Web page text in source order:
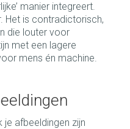
manier integreert.
Het is contradictorisch,
die louter voor
met een lagere
mens én machine.
afbeeldingen zijn